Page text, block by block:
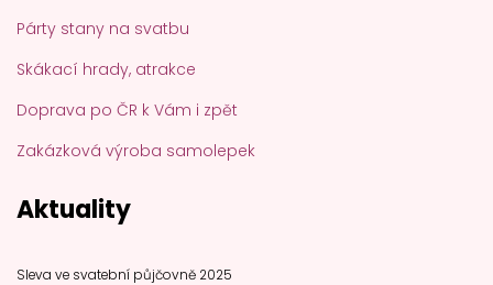
Párty stany na svatbu
Skákací hrady, atrakce
Doprava po ČR k Vám i zpět
Zakázková výroba samolepek
Aktuality
Sleva ve svatební půjčovně 2025